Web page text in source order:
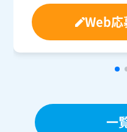
Web応
一